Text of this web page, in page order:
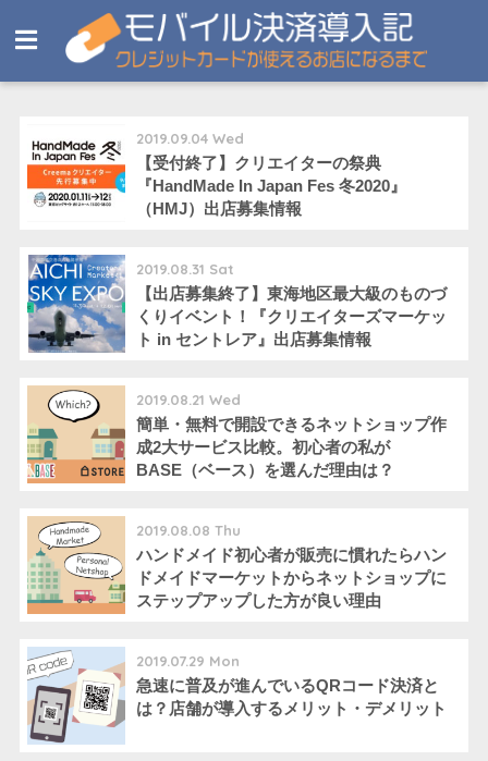
2019.09.04 Wed
【受付終了】クリエイターの祭典
『HandMade In Japan Fes 冬2020』
（HMJ）出店募集情報
2019.08.31 Sat
【出店募集終了】東海地区最大級のものづ
くりイベント！『クリエイターズマーケッ
ト in セントレア』出店募集情報
2019.08.21 Wed
簡単・無料で開設できるネットショップ作
成2大サービス比較。初心者の私が
BASE（ベース）を選んだ理由は？
2019.08.08 Thu
ハンドメイド初心者が販売に慣れたらハン
ドメイドマーケットからネットショップに
ステップアップした方が良い理由
2019.07.29 Mon
急速に普及が進んでいるQRコード決済と
は？店舗が導入するメリット・デメリット